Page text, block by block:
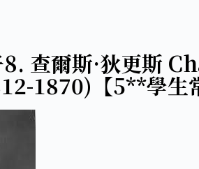
8. 查爾斯·狄更斯
1870)【5**學生